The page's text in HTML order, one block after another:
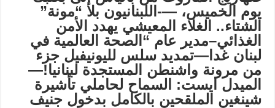
يوم الخميس، —- اللبنانيون بلا “مونة”
الشتاء.. الغلاء المعيشي يهدد الأمن
الغذائي–مدير عام “الصحة العالمية في
لبنان غدا—تمديد سلس لليونيفيل جزء
من مرونة واشنطن المستجدة لبنانيا!
—
الميدل ايست:
السماح لحاملي تأشيرة
شينغين الملقحين بالكامل بدخول جنيف